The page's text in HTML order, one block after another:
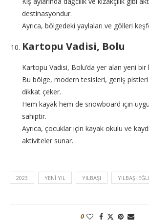
destinasyondur.
Ayrıca, bölgedeki yaylaları ve gölleri
Kartopu Vadisi, Bolu
Kartopu Vadisi, Bolu’da yer alan yeni
Bu bölge, modern tesisleri, geniş
dikkat çeker.
Hem kayak hem de snowboard için
sahiptir.
Ayrıca, çocuklar için kayak okulu ve
aktiviteler sunar.
2023 YENI YIL YILBAŞI YILBAŞI
0